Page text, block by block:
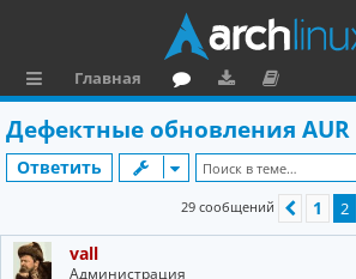
ы
л
и
Главная
ру
м
ру
зк
ку
м
Дефектные обновления AUR
Ответить
29 сообщений Пред.
1 2
vall
Администрация